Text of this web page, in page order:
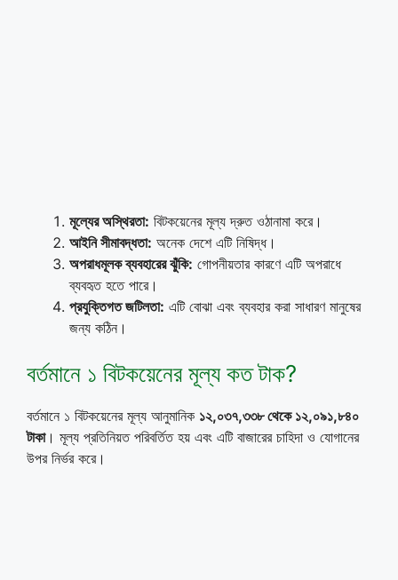
মূল্যের অস্থিরতা: বিটকয়েনের মূল্য দ্রুত ওঠানামা করে।
আইনি সীমাবদ্ধতা: অনেক দেশে এটি নিষিদ্ধ।
অপরাধমূলক ব্যবহারের ঝুঁকি: গোপনীয়তার কারণে এটি অপরাধে
ব্যবহৃত হতে পারে।
প্রযুক্তিগত জটিলতা: এটি বোঝা এবং ব্যবহার করা সাধারণ মানুষের
জন্য কঠিন।
বর্তমানে ১ বিটকয়েনের মূল্য কত টাক?
বর্তমানে ১ বিটকয়েনের মূল্য আনুমানিক ১২,০৩৭,৩৩৮ থেকে ১২,০৯১,৮৪০
টাকা। মূল্য প্রতিনিয়ত পরিবর্তিত হয় এবং এটি বাজারের চাহিদা ও যোগানের
উপর নির্ভর করে।